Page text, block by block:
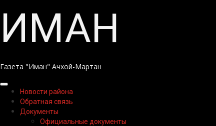
содержимому
ИМАН
Газета "Иман" Ачхой-Мартан
Основное
меню
Новости района
Обратная связь
Документы
Официальные документы